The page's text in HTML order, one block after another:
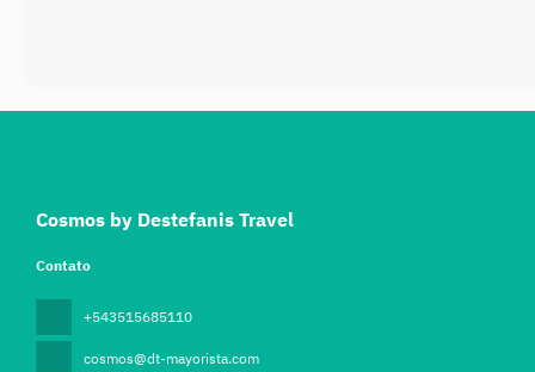
Cosmos by Destefanis Travel
Contato
+543515685110
cosmos@dt-mayorista.com